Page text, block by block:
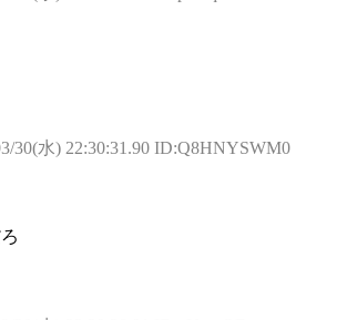
30(水) 22:30:31.90 ID:Q8HNYSWM0